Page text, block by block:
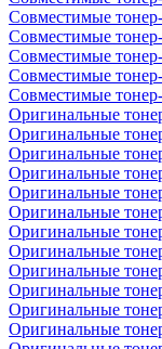
Совместимые
Совместимые
Совместимые
Совместимые
Совместимые
Оригинальные
Оригинальные
Оригинальные
Оригинальные
Оригинальные
Оригинальные
Оригинальные
Оригинальные
Оригинальные
Оригинальные
Оригинальные
Оригинальные